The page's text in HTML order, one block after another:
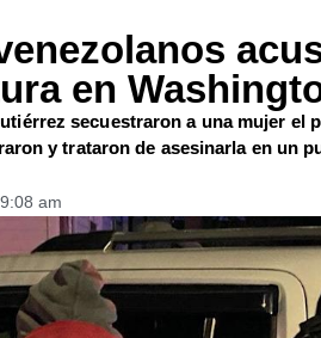
en
secuestraron a una mujer el
y trataron de asesinarla en un
9:08 am